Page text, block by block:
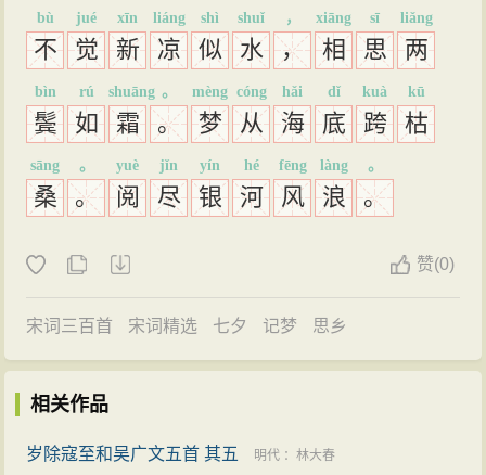
不
bù
觉
jué
新
xīn
凉
liáng
似
shì
水
shuǐ
，
，
相
xiāng
思
sī
两
liǎng
鬓
bìn
如
rú
霜
shuāng
。
。
梦
mèng
从
cóng
海
hǎi
底
dǐ
跨
kuà
枯
kū
桑
sāng
。
。
阅
yuè
尽
jǐn
银
yín
河
hé
风
fēng
浪
làng
。
。
赞(0)
宋词三百首 宋词精选 七夕 记梦 思乡
相关作品
岁除寇至和吴广文五首 其五 明代 ：林大春